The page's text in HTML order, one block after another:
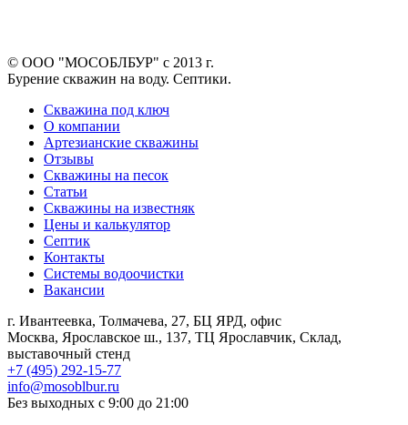
© ООО "МОСОБЛБУР" с 2013 г.
Бурение скважин на воду. Септики.
Скважина под ключ
О компании
Артезианские скважины
Отзывы
Скважины на песок
Статьи
Скважины на известняк
Цены и калькулятор
Септик
Контакты
Системы водоочистки
Вакансии
г. Ивантеевка, Толмачева, 27, БЦ ЯРД, офис
Москва, Ярославское ш., 137, ТЦ Ярославчик, Склад,
выставочный стенд
+7 (495) 292-15-77
info@mosoblbur.ru
Без выходных с 9:00 до 21:00